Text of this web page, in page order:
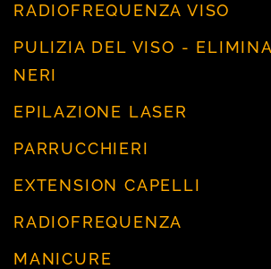
RADIOFREQUENZA VISO
PULIZIA DEL VISO -
NERI
EPILAZIONE LASER
PARRUCCHIERI
EXTENSION CAPELLI
RADIOFREQUENZA
MANICURE